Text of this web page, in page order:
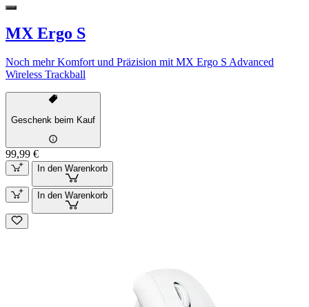
MX Ergo S
Noch mehr Komfort und Präzision mit MX Ergo S Advanced
Wireless Trackball
Geschenk beim Kauf
99,99 €
In den Warenkorb
In den Warenkorb